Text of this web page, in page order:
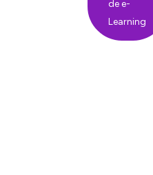
de e-
Learning